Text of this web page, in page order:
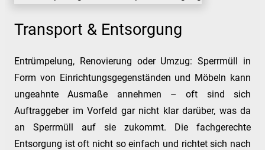
Transport & Entsorgung
Entrümpelung, Renovierung oder Umzug: Sperrmüll in
Form von Einrichtungsgegenständen und Möbeln kann
ungeahnte Ausmaße annehmen – oft sind sich
Auftraggeber im Vorfeld gar nicht klar darüber, was da
an Sperrmüll auf sie zukommt. Die fachgerechte
Entsorgung ist oft nicht so einfach und richtet sich nach